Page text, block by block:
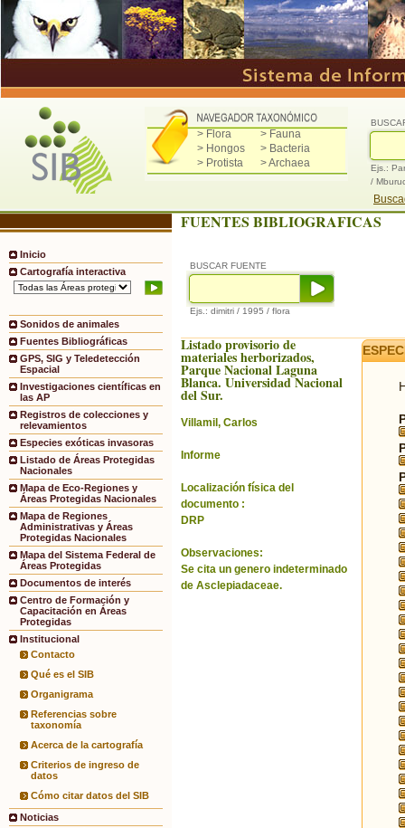
> Flora
> Fauna
> Hongos
> Bacteria
> Protista
> Archaea
Ejs.:
/
Inicio
Cartografía interactiva
Sonidos de animales
Fuentes Bibliográficas
GPS, SIG y Teledetección
Espacial
Investigaciones científicas en
las AP
Registros de colecciones y
relevamientos
Especies exóticas invasoras
Listado de Áreas Protegidas
Nacionales
Mapa de Eco-Regiones y
Áreas Protegidas Nacionales
Mapa de Regiones
Administrativas y Áreas
Protegidas Nacionales
Mapa del Sistema Federal de
Áreas Protegidas
Documentos de interés
Centro de Formación y
Capacitación en Áreas
Protegidas
Institucional
Contacto
Qué es el SIB
Organigrama
Referencias sobre
taxonomía
Acerca de la cartografía
Criterios de ingreso de
datos
Cómo citar datos del SIB
Noticias
FUENTES BIBLIOGRAFICAS
BUSCAR FUENTE
Ejs.: dimitri / 1995 / flora
Listado provisorio de
materiales herborizados,
Parque Nacional Laguna
Blanca. Universidad Nacional
del Sur.
Villamil, Carlos
Informe
Localización física del
documento :
DRP
Observaciones:
Se cita un genero indeterminado
de Asclepiadaceae.